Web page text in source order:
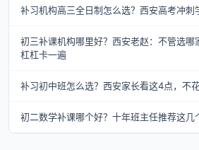
补习机构高三全日制怎么选？西安高考冲刺
初三补课机构哪里好？西安老赵：不管选哪
杠杠卡一遍
补习初中班怎么选？西安家长看这4点，不
初二数学补课哪个好？十年班主任推荐这几